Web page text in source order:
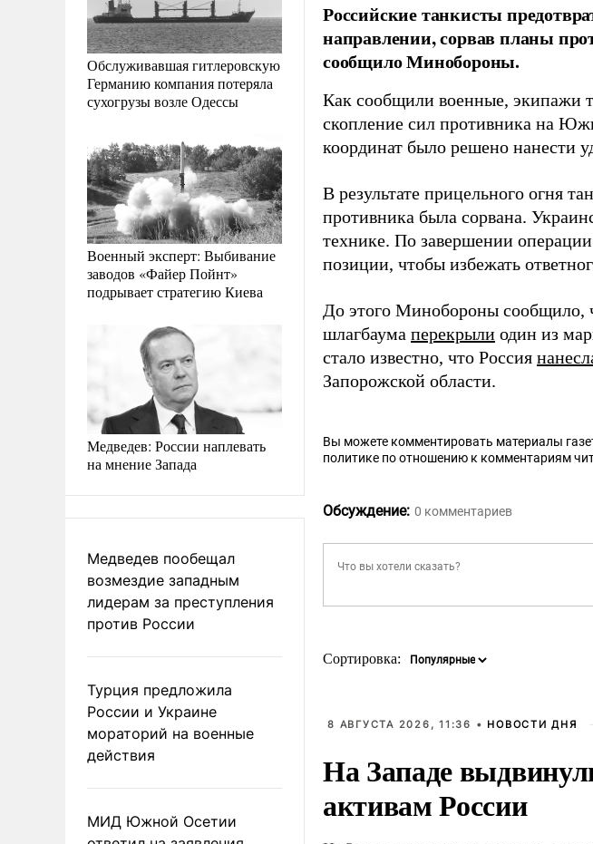
Обслуживавшая гитлеровскую
Германию компания потеряла
сухогрузы возле Одессы
Военный эксперт: Выбивание
заводов «Файер Пойнт»
подрывает стратегию Киева
Медведев: России наплевать
на мнение Запада
Медведев пообещал
возмездие западным
лидерам за преступления
против России
Турция предложила
России и Украине
мораторий на военные
действия
МИД Южной Осетии
Российские танкисты
направлении, сорвав планы
сообщило Минобороны.
Как сообщили военные, экипажи
скопление сил противника на
координат было решено нанести
В результате прицельного огня
противника была сорвана.
технике. По завершении
позиции, чтобы избежать
До этого Минобороны сообщило,
шлагбаума перекрыли один из
стало известно, что Россия
Запорожской области.
Вы можете комментировать материалы
политике по отношению к комментариям
Обсуждение: 0 комментариев
Сортировка:
8 АВГУСТА 2026, 11:36 • НОВОСТИ ДНЯ
На Западе
активам России